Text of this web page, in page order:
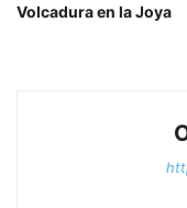
Volcadura en la Joya